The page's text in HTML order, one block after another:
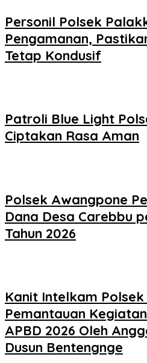
Personil Polsek
Pengamanan,
Tetap Kondusif
Patroli Blue Light
Ciptakan Rasa Aman
Polsek Awangpone
Dana Desa Carebbu
Tahun 2026
Kanit Intelkam
Pemantauan
APBD 2026 Oleh
Dusun Bentengnge